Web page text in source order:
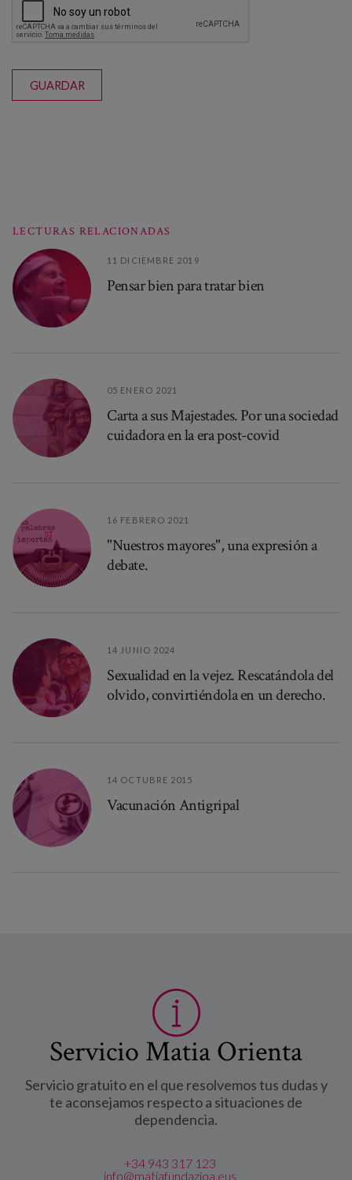
GUARDAR
LECTURAS RELACIONADAS
11 DICIEMBRE 2019
Pensar bien para tratar bien
05 ENERO 2021
Carta a sus Majestades. Por una sociedad
cuidadora en la era post-covid
16 FEBRERO 2021
"Nuestros mayores", una expresión a
debate.
14 JUNIO 2024
Sexualidad en la vejez. Rescatándola del
olvido, convirtiéndola en un derecho.
14 OCTUBRE 2015
Vacunación Antigripal
Servicio Matia Orienta
Servicio gratuito en el que resolvemos tus dudas y
te aconsejamos respecto a situaciones de
dependencia.
+34 943 317 123
info@matiafundazioa.eus